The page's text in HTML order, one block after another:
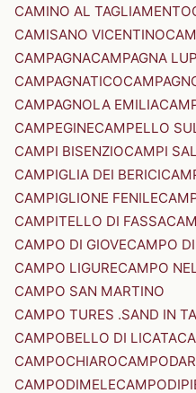
CAMINO AL TAGLIAMENTO
CAMISANO VICENTINO
CAMPAGNACAMPAGNA
CAMPAGNATICO
CAMPAGNOLA EMILIA
CAMPEGINECAMPELLO
CAMPI BISENZIOCAMPI
CAMPIGLIA DEI BERICI
CAMPIGLIONE FENILE
CAMPITELLO DI FASSA
CAMPO DI GIOVECAMPO
CAMPO LIGURECAMPO
CAMPO SAN MARTINO
CAMPO TURES .SAND IN
CAMPOBELLO DI LICATA
CAMPOCHIARO
CAMPODIMELE